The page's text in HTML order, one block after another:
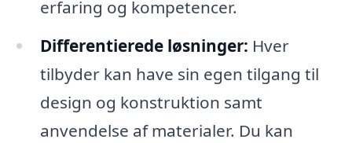
erfaring og kompetencer.
Differentierede løsninger: Hver
tilbyder kan have sin egen tilgang til
design og konstruktion samt
anvendelse af materialer. Du kan